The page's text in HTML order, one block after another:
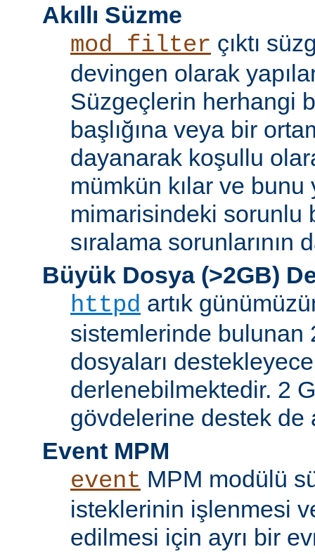
Akıllı Süzme
mod_filter çıktı
devingen olarak
Süzgeçlerin herhangi
başlığına veya bir
dayanarak koşullu
mümkün kılar ve
mimarisindeki sorunlu
sıralama sorunlarının
Büyük Dosya (>2GB)
httpd artık
sistemlerinde bulunan
dosyaları
derlenebilmektedir. 2
gövdelerine destek de
Event MPM
event MPM modülü
isteklerinin işlenmesi
edilmesi için ayrı bir